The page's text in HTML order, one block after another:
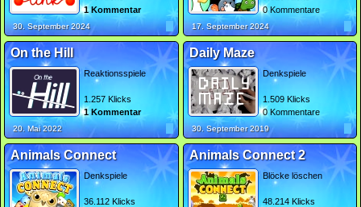
1 Kommentar
30. September 2024
0 Kommentare
17. September 2024
On the Hill
Reaktionsspiele
1.257 Klicks
1 Kommentar
20. Mai 2022
Daily Maze
Denkspiele
1.509 Klicks
0 Kommentare
30. September 2019
Animals Connect
Denkspiele
36.112 Klicks
Animals Connect 2
Blöcke löschen
48.214 Klicks